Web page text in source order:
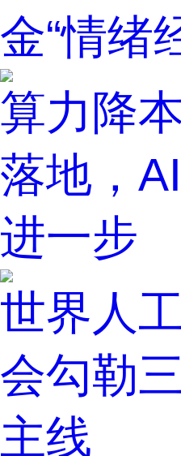
金“情绪
算力降
落地，
进一步
世界人
会勾勒
主线